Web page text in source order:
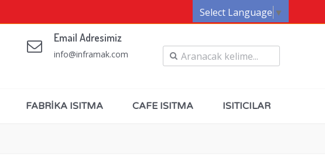
Select Language ▼
Email Adresimiz
info@inframak.com
FABRİKA ISITMA CAFE ISITMA ISITICILAR